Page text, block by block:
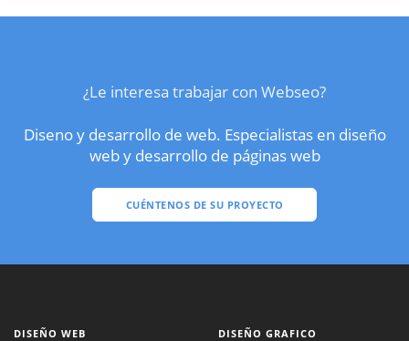
¿Le interesa trabajar con Webseo?
Diseno y desarrollo de web. Especialistas en diseño
web y desarrollo de páginas web
CUÉNTENOS DE SU PROYECTO
DISEÑO WEB DISEÑO GRAFICO